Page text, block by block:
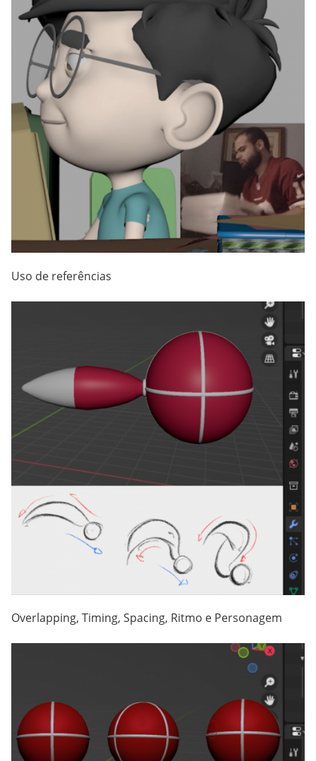
Uso de referências
Overlapping, Timing, Spacing, Ritmo e Personagem